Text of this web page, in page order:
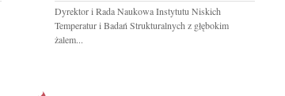
Dyrektor i Rada Naukowa Instytutu Niskich
Temperatur i Badań Strukturalnych z głębokim
żalem...